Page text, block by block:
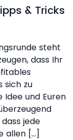
& Tricks
steht
dass Ihr
sich zu
Idee und Euren
jede
allen […]